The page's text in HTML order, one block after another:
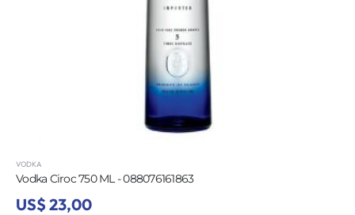
VODKA
Vodka Ciroc 750 ML - 088076161863
US$ 23,00